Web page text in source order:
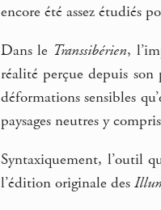
encore été assez étudiés
Dans le Transsibérien,
réalité perçue depuis
déformations sensibles
paysages neutres y
Syntaxiquement, l’outil
l’édition originale des